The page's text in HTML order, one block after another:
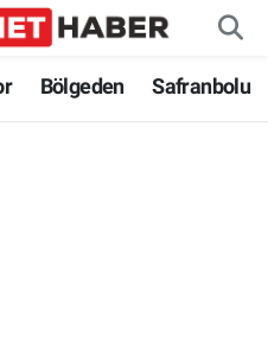
Bölgeden Safranbolu